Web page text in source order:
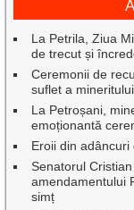
La Petrila, Ziua
de trecut și
Ceremonii de
suflet a
La Petroșani,
emoționantă
Eroii din
Senatorul
amendamentului
simț